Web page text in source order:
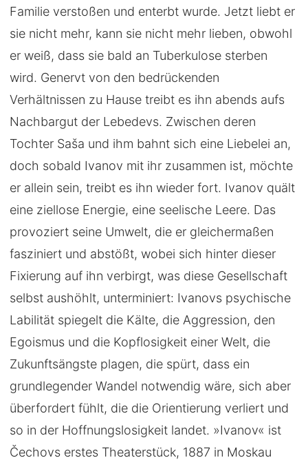
Familie verstoßen und enterbt wurde. Jetzt liebt er
sie nicht mehr, kann sie nicht mehr lieben, obwohl
er weiß, dass sie bald an Tuberkulose sterben
wird. Genervt von den bedrückenden
Verhältnissen zu Hause treibt es ihn abends aufs
Nachbargut der Lebedevs. Zwischen deren
Tochter Saša und ihm bahnt sich eine Liebelei an,
doch sobald Ivanov mit ihr zusammen ist, möchte
er allein sein, treibt es ihn wieder fort. Ivanov quält
eine ziellose Energie, eine seelische Leere. Das
provoziert seine Umwelt, die er gleichermaßen
fasziniert und abstößt, wobei sich hinter dieser
Fixierung auf ihn verbirgt, was diese Gesellschaft
selbst aushöhlt, unterminiert: Ivanovs psychische
Labilität spiegelt die Kälte, die Aggression, den
Egoismus und die Kopflosigkeit einer Welt, die
Zukunftsängste plagen, die spürt, dass ein
grundlegender Wandel notwendig wäre, sich aber
überfordert fühlt, die die Orientierung verliert und
so in der Hoffnungslosigkeit landet. »Ivanov« ist
Čechovs erstes Theaterstück, 1887 in Moskau